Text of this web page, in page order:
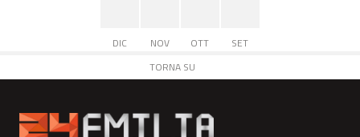
DIC NOV OTT
SET
TORNA SU